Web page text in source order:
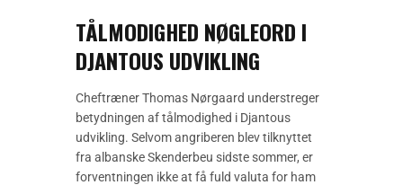
TÅLMODIGHED NØGLEORD I
DJANTOUS UDVIKLING
Cheftræner Thomas Nørgaard understreger
betydningen af tålmodighed i Djantous
udvikling. Selvom angriberen blev tilknyttet
fra albanske Skenderbeu sidste sommer, er
forventningen ikke at få fuld valuta for ham